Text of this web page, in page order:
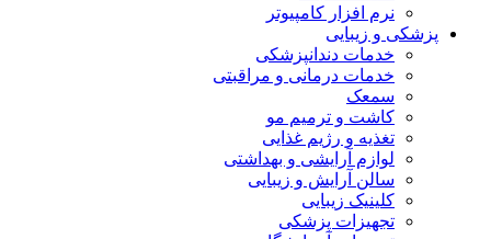
نرم افزار کامپیوتر
پزشکی و زیبایی
خدمات دندانپزشکی
خدمات درمانی و مراقبتی
سمعک
کاشت و ترمیم مو
تغذیه و رژیم غذایی
لوازم آرایشی و بهداشتی
سالن آرایش و زیبایی
کلینیک زیبایی
تجهیزات پزشکی